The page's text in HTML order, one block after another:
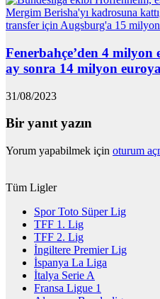
Fenerbahçe’den 4 milyon
ay sonra 14 milyon euroya
31/08/2023
Bir yanıt yazın
Yorum yapabilmek için oturum
Tüm Ligler
Spor Toto Süper Lig
TFF 1. Lig
TFF 2. Lig
İngiltere Premier Lig
İspanya La Liga
İtalya Serie A
Fransa Ligue 1